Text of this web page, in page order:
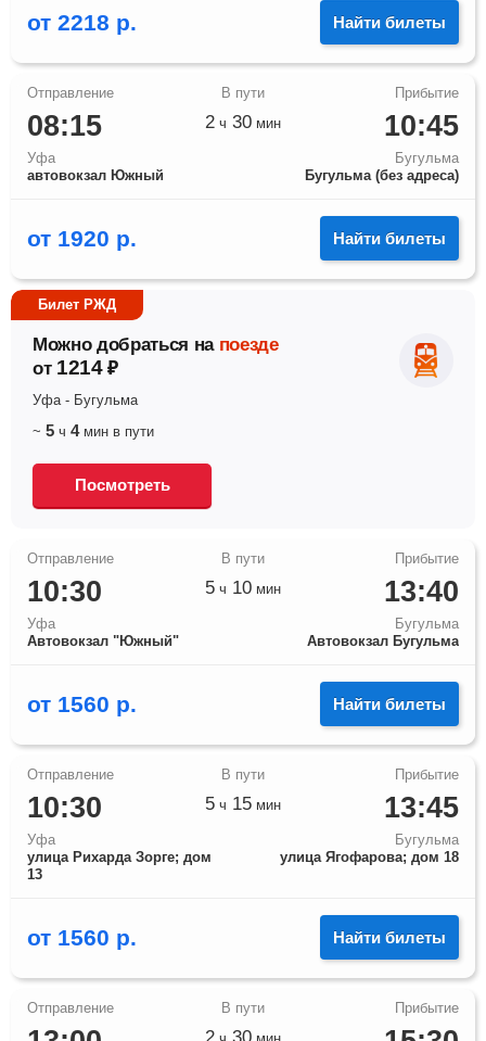
от 2218 р. Найти билеты
08:15
Уфа
автовокзал Южный
10:45
Бугульма
Бугульма (без адреса)
2 ч 30 мин
от 1920 р. Найти билеты
Билет РЖД
Можно добраться на поезде
от 1214 ₽
Уфа- Бугульма
~ 5 ч 4 мин в пути
Посмотреть
10:30
Уфа
Автовокзал "Южный"
13:40
Бугульма
Автовокзал Бугульма
5 ч 10 мин
от 1560 р. Найти билеты
10:30
Уфа
улица Рихарда Зорге; дом
13
13:45
Бугульма
улица Ягофарова; дом 18
5 ч 15 мин
от 1560 р. Найти билеты